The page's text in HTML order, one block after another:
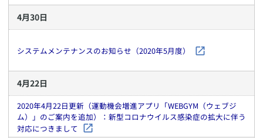
4月30日
システムメンテナンスのお知らせ（2020年5月度）
4月22日
2020年4月22日更新（運動機会増進アプリ「WEBGYM（ウェブジ
ム）」のご案内を追加）：新型コロナウイルス感染症の拡大に伴う
対応につきまして